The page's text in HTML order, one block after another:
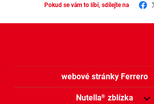
Pokud se vám to líbí, sdílejte na
webové stránky Ferrero
Nutella® zblízka